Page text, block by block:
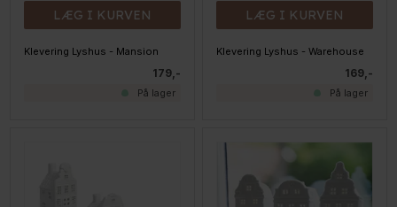
LÆG I KURVEN
Klevering Lyshus - Mansion
179,-
På lager
LÆG I KURVEN
Klevering Lyshus - Warehouse
169,-
På lager